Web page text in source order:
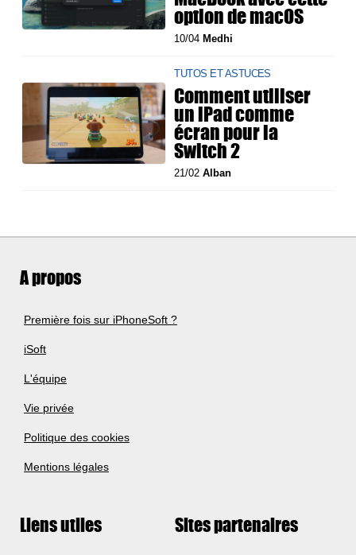
option de macOS
10/04 Medhi
TUTOS ET ASTUCES
Comment utiliser
un iPad comme
écran pour la
Switch 2
21/02Alban
A propos
Première fois sur iPhoneSoft ?
iSoft
L'équipe
Vie privée
Politique des cookies
Mentions légales
Liens utiles Sites partenaires